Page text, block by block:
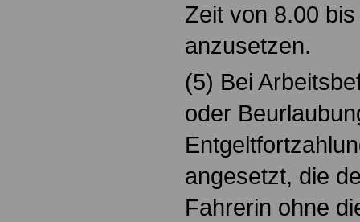
Zeit von 8.00
anzusetzen.
(5) Bei
oder
angesetzt, die
Fahrerin ohne